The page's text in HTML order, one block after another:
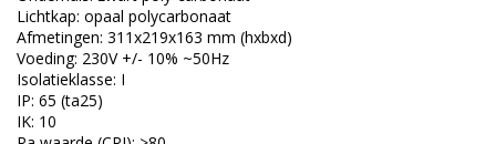
Lichtkap: opaal polycarbonaat
Afmetingen: 311x219x163 mm (hxbxd)
Voeding: 230V +/- 10% ~50Hz
Isolatieklasse: I
IP: 65 (ta25)
IK: 10